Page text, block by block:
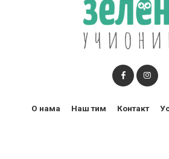
О нама Наш тим Контакт